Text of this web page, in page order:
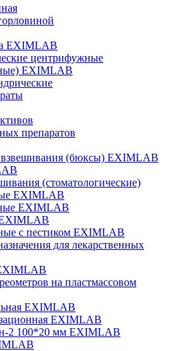
EXIMLAB
центрифужные
EXIMLAB
препаратов
взвешивания (бюксы) EXIMLAB
(стоматологические)
EXIMLAB
EXIMLAB
EXIMLAB
с пестиком EXIMLAB
для лекарственных
на пластмассовом
EXIMLAB
EXIMLAB
2 100*20 мм EXIMLAB